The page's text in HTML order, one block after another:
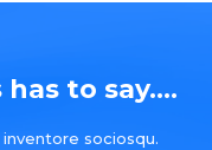
to say....
sociosqu.